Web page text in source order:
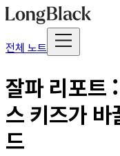
전체 노트
잘파 리포트
스 키즈가 바
드